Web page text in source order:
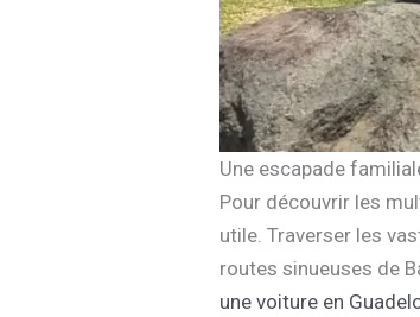
Une escapade
Pour découvrir les
utile. Traverser les
routes sinueuses de
une voiture en